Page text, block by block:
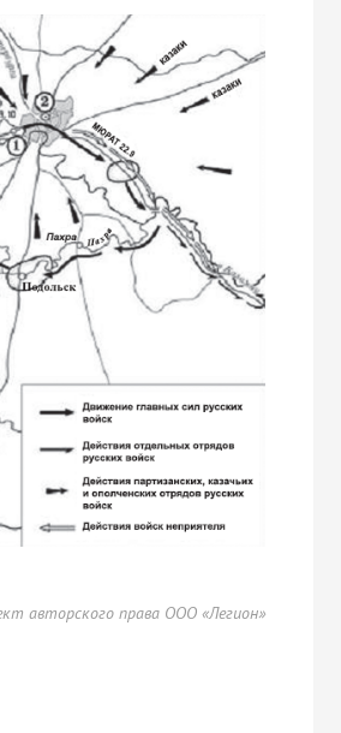
авторского права ООО «Легион»